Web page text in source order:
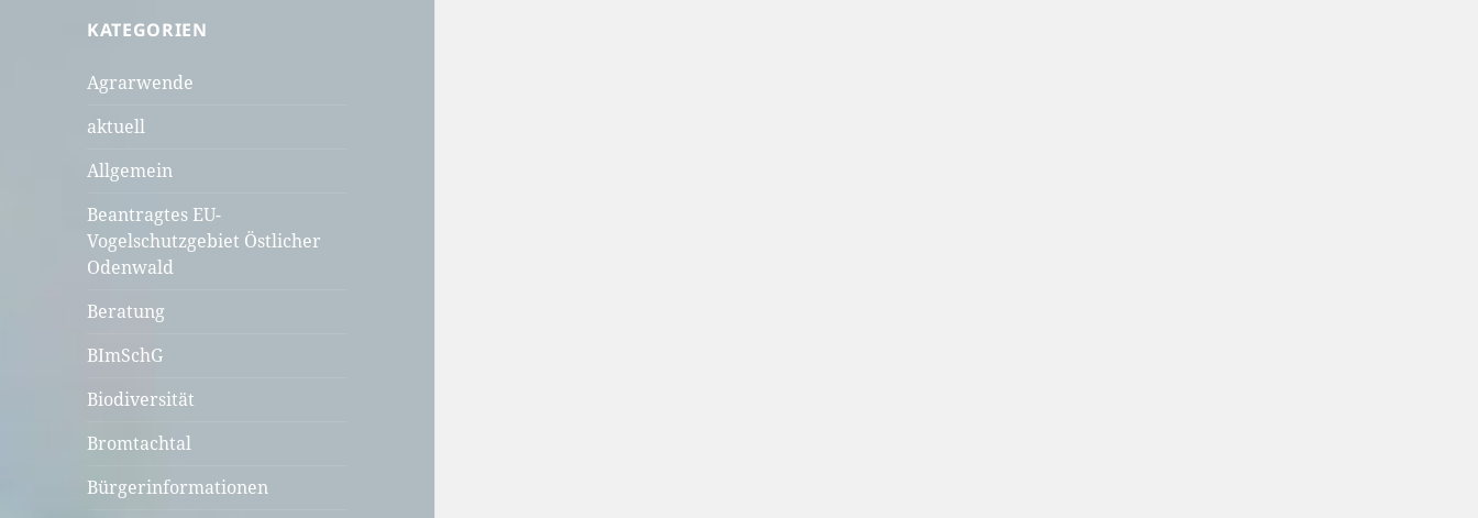
KATEGORIEN
Agrarwende
aktuell
Allgemein
Beantragtes EU-
Vogelschutzgebiet Östlicher
Odenwald
Beratung
BImSchG
Biodiversität
Bromtachtal
Bürgerinformationen